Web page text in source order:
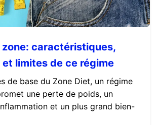
zone: caractéristiques,
limites de ce régime
de base du Zone Diet, un régime
une perte de poids, un
et un plus grand bien-